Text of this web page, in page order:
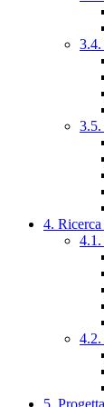
3.5.
4.
4.1.
4.2.
5.